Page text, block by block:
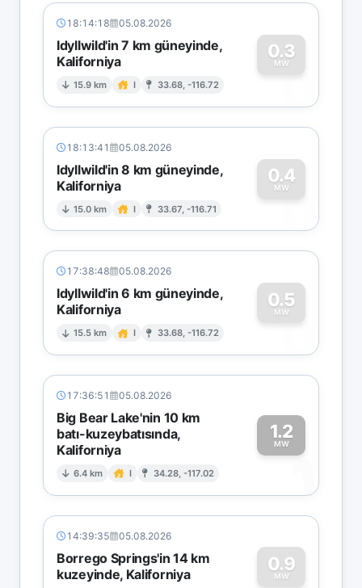
18:14:18 05.08.2026
Idyllwild'in 7 km güneyinde,
Kaliforniya
15.9 km I 33.68, -116.72
0.3
MW
0
18:13:41 05.08.2026
Idyllwild'in 8 km güneyinde,
Kaliforniya
15.0 km I 33.67, -116.71
0.4
MW
0
17:38:48 05.08.2026
Idyllwild'in 6 km güneyinde,
Kaliforniya
15.5 km I 33.68, -116.72
0.5
MW
0
17:36:51 05.08.2026
Big Bear Lake'nin 10 km
batı-kuzeybatısında,
Kaliforniya
6.4 km I 34.28, -117.02
1.2
MW
1
14:39:35 05.08.2026
Borrego Springs'in 14 km
kuzeyinde, Kaliforniya
0.9
MW